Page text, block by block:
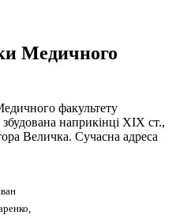
Медичного
факультету
наприкінці ХІХ ст.,
Величка. Сучасна адреса